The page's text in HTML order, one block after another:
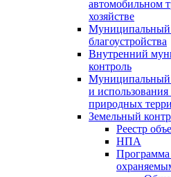
автомобильном
хозяйстве
Муниципальный
благоустройства
Внутренний
контроль
Муниципальный
и
природных
Земельный
Реестр
НПА
Программа